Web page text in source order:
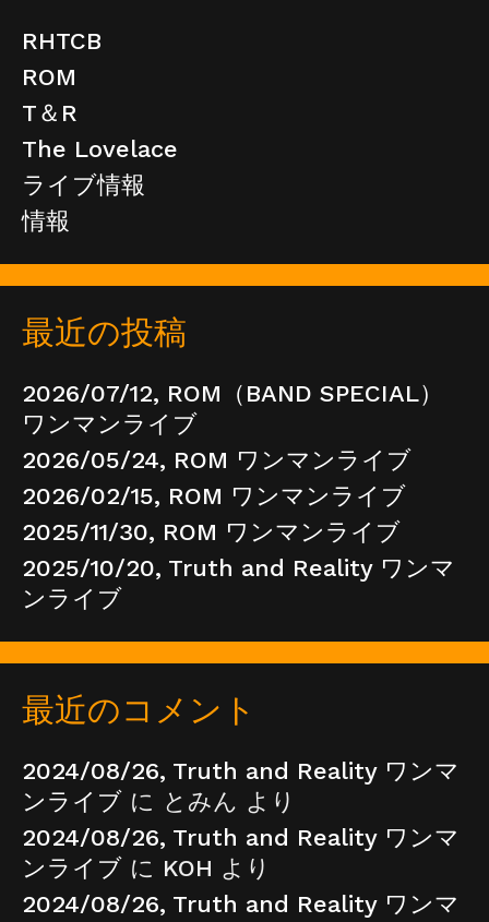
RHTCB
ROM
T＆R
The Lovelace
ライブ情報
情報
最近の投稿
2026/07/12, ROM（BAND SPECIAL）
ワンマンライブ
2026/05/24, ROM ワンマンライブ
2026/02/15, ROM ワンマンライブ
2025/11/30, ROM ワンマンライブ
2025/10/20, Truth and Reality ワンマ
ンライブ
最近のコメント
2024/08/26, Truth and Reality ワンマ
ンライブ に とみん より
2024/08/26, Truth and Reality ワンマ
ンライブ に KOH より
2024/08/26, Truth and Reality ワンマ